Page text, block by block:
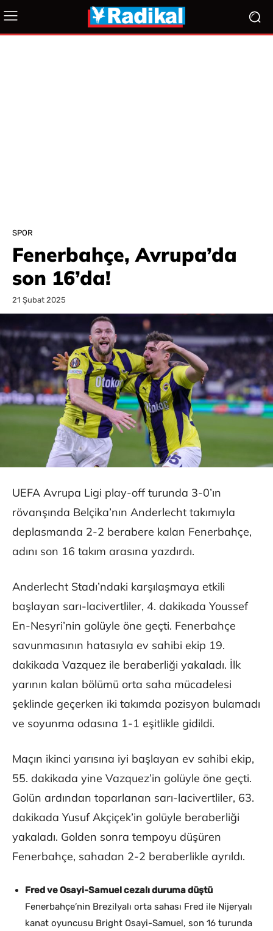
SPOR
Fenerbahçe, Avrupa’da
son 16’da!
21 Şubat 2025
UEFA Avrupa Ligi play-off turunda 3-0’ın
rövanşında Belçika’nın Anderlecht takımıyla
deplasmanda 2-2 berabere kalan Fenerbahçe,
adını son 16 takım arasına yazdırdı.
Anderlecht Stadı’ndaki karşılaşmaya etkili
başlayan sarı-lacivertliler, 4. dakikada Youssef
En-Nesyri’nin golüyle öne geçti. Fenerbahçe
savunmasının hatasıyla ev sahibi ekip 19.
dakikada Vazquez ile beraberliği yakaladı. İlk
yarının kalan bölümü orta saha mücadelesi
şeklinde geçerken iki takımda pozisyon bulamadı
ve soyunma odasına 1-1 eşitlikle gidildi.
Maçın ikinci yarısına iyi başlayan ev sahibi ekip,
55. dakikada yine Vazquez’in golüyle öne geçti.
Golün ardından toparlanan sarı-lacivertliler, 63.
dakikada Yusuf Akçiçek’in golüyle beraberliği
yakaladı. Golden sonra tempoyu düşüren
Fenerbahçe, sahadan 2-2 beraberlikle ayrıldı.
Fred ve Osayi-Samuel cezalı duruma düştü
Fenerbahçe’nin Brezilyalı orta sahası Fred ile Nijeryalı
kanat oyuncusu Bright Osayi-Samuel, son 16 turunda